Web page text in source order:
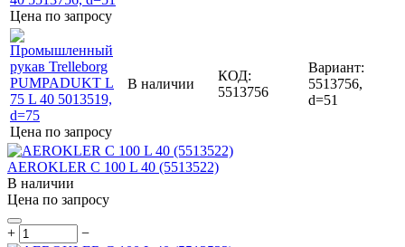
Цена по запросу
Цена по запросу
В наличии
КОД:
5513756
Вариант:
5513756,
d=51
AEROKLER C 100 L 40 (5513522)
В наличии
Цена по запросу
+ −